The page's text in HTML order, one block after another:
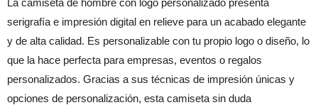
La camiseta de hombre con logo personalizado presenta
serigrafía e impresión digital en relieve para un acabado elegante
y de alta calidad. Es personalizable con tu propio logo o diseño, lo
que la hace perfecta para empresas, eventos o regalos
personalizados. Gracias a sus técnicas de impresión únicas y
opciones de personalización, esta camiseta sin duda